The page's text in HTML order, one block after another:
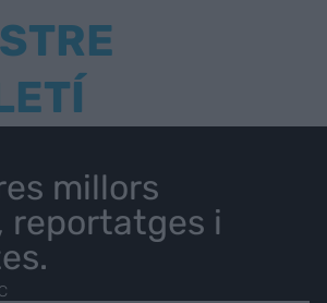
millors
reportatges i